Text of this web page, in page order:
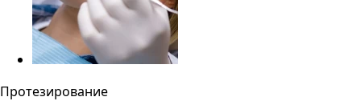
Протезирование